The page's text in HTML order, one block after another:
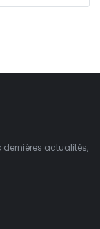
actualités,